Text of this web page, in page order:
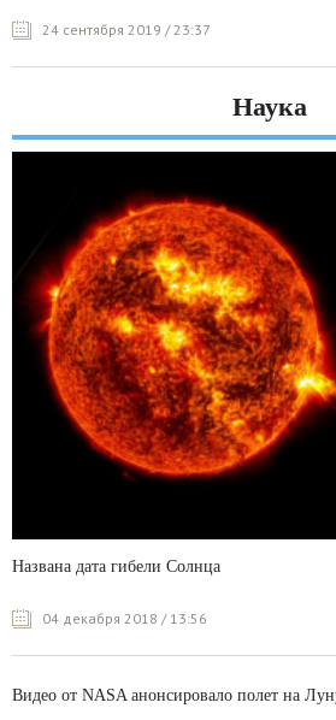
24 сентября 2019 / 23:37
Наука
Названа дата гибели Солнца
04 декабря 2018 / 13:56
Видео от NASA анонсировало полет на